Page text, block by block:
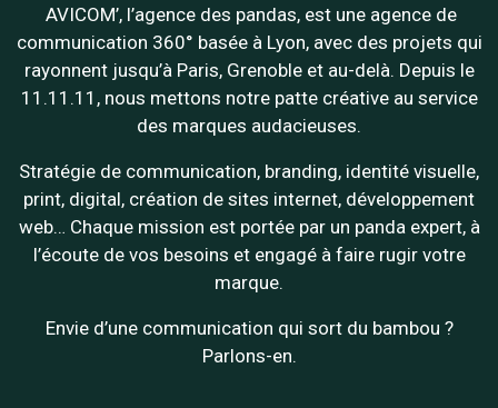
AVICOM’, l’agence des pandas, est une agence de
communication 360° basée à Lyon, avec des projets qui
rayonnent jusqu’à Paris, Grenoble et au-delà. Depuis le
11.11.11, nous mettons notre patte créative au service
des marques audacieuses.
Stratégie de communication, branding, identité visuelle,
print, digital, création de sites internet, développement
web… Chaque mission est portée par un panda expert, à
l’écoute de vos besoins et engagé à faire rugir votre
marque.
Envie d’une communication qui sort du bambou ?
Parlons-en.